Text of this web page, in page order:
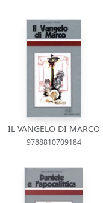
IL VANGELO DI MARCO
9788810709184